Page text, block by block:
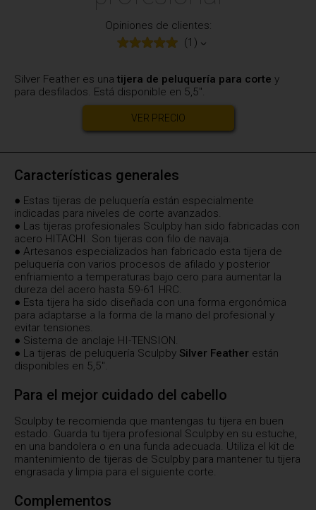
Opiniones de clientes:
(1)
Silver Feather es una tijera de peluquería para corte y
para desfilados. Está disponible en 5,5".
VER PRECIO
Características generales
● Estas tijeras de peluquería están especialmente
indicadas para niveles de corte avanzados.
● Las tijeras profesionales Sculpby han sido fabricadas con
acero HITACHI. Son tijeras con filo de navaja.
● Artesanos especializados han fabricado esta tijera de
peluquería con varios procesos de afilado y posterior
enfriamiento a temperaturas bajo cero para aumentar la
dureza del acero hasta 59-61 HRC.
● Esta tijera ha sido diseñada con una forma ergonómica
para adaptarse a la forma de la mano del profesional y
evitar tensiones.
● Sistema de anclaje HI-TENSION.
● La tijeras de peluquería Sculpby Silver Feather están
disponibles en 5,5".
Para el mejor cuidado del cabello
Sculpby te recomienda que mantengas tu tijera en buen
estado. Guarda tu tijera profesional Sculpby en su estuche,
en una bandolera o en una funda adecuada. Utiliza el kit de
mantenimiento de tijeras de Sculpby para mantener tu tijera
engrasada y limpia para el siguiente corte.
Complementos